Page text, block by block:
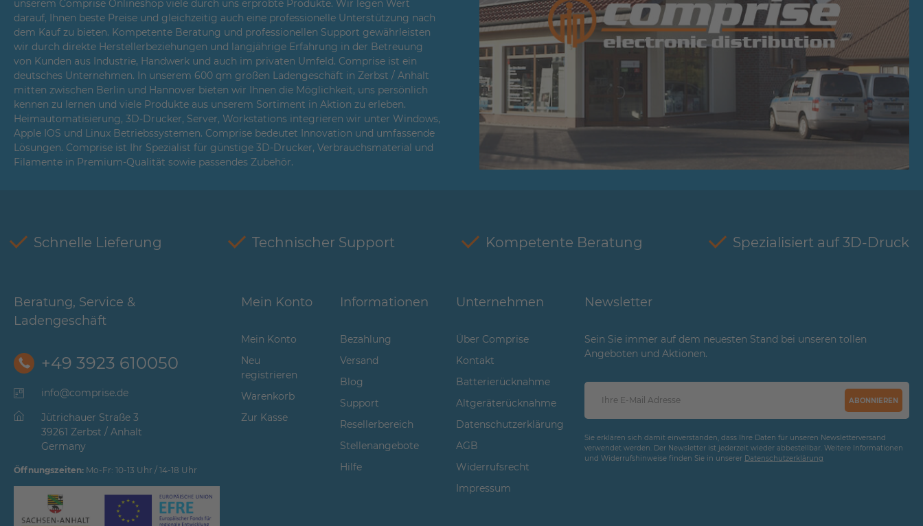
unserem Comprise Onlineshop viele durch uns erprobte Produkte. Wir legen Wert
darauf, Ihnen beste Preise und gleichzeitig auch eine professionelle Unterstützung nach
dem Kauf zu bieten. Kompetente Beratung und professionellen Support gewährleisten
wir durch direkte Herstellerbeziehungen und langjährige Erfahrung in der Betreuung
von Kunden aus Industrie, Handwerk und auch im privaten Umfeld. Comprise ist ein
deutsches Unternehmen. In unserem 600 qm großen Ladengeschäft in Zerbst / Anhalt
mitten zwischen Berlin und Hannover bieten wir Ihnen die Möglichkeit, uns persönlich
kennen zu lernen und viele Produkte aus unserem Sortiment in Aktion zu erleben.
Heimautomatisierung, 3D-Drucker, Server, Workstations integrieren wir unter Windows,
Apple IOS und Linux Betriebssystemen. Comprise bedeutet Innovation und umfassende
Lösungen. Comprise ist Ihr Spezialist für günstige 3D-Drucker, Verbrauchsmaterial und
Filamente in Premium-Qualität sowie passendes Zubehör.
Schnelle Lieferung Technischer Support Kompetente Beratung Spezialisiert auf 3D-Druck
Beratung, Service &
Ladengeschäft
+49 3923 610050
info@comprise.de
Jütrichauer Straße 3
39261 Zerbst / Anhalt
Germany
Öffnungszeiten: Mo-Fr: 10-13 Uhr / 14-18 Uhr
Mein Konto
Mein Konto
Neu
registrieren
Warenkorb
Zur Kasse
Informationen
Bezahlung
Versand
Blog
Support
Resellerbereich
Stellenangebote
Hilfe
Unternehmen
Über Comprise
Kontakt
Batterierücknahme
Altgeräterücknahme
Datenschutzerklärung
AGB
Widerrufsrecht
Impressum
Newsletter
Sein Sie immer auf dem neuesten Stand bei unseren tollen
Angeboten und Aktionen.
ABONNIEREN
Sie erklären sich damit einverstanden, dass Ihre Daten für unseren Newsletterversand
verwendet werden. Der Newsletter ist jederzeit wieder abbestellbar. Weitere Informationen
und Widerrufshinweise finden Sie in unserer Daten­schutz­erklärung